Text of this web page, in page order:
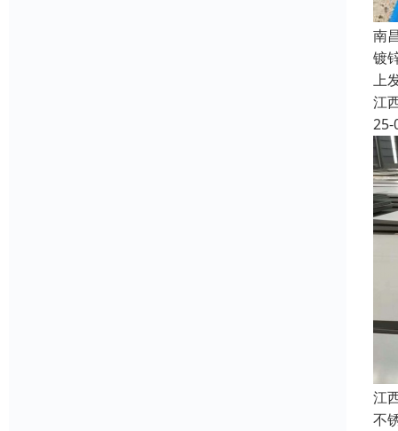
南
镀
上
江
25-
江
不